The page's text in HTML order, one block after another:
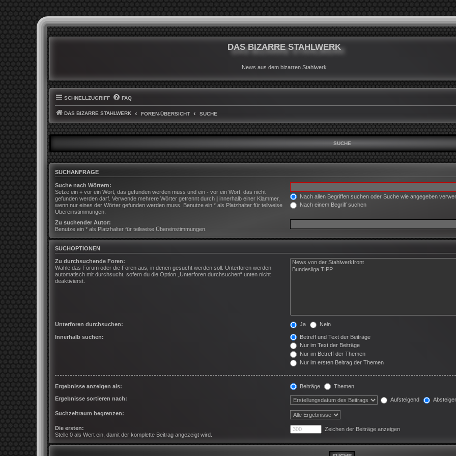
DAS BIZARRE STAHLWERK
News aus dem bizarren Stahlwerk
SCHNELLZUGRIFF FAQ
DAS BIZARRE STAHLWERK FOREN-ÜBERSICHT SUCHE
SUCHE
SUCHANFRAGE
Suche nach Wörtern:
Setze ein + vor ein Wort, das gefunden werden muss und ein - vor ein Wort, das nicht
gefunden werden darf. Verwende mehrere Wörter getrennt durch | innerhalb einer Klammer,
wenn nur eines der Wörter gefunden werden muss. Benutze ein * als Platzhalter für teilweise
Übereinstimmungen.
Nach allen Begriffen suchen oder Suche wie angegeben
Nach einem Begriff suchen
Zu suchender Autor:
Benutze ein * als Platzhalter für teilweise Übereinstimmungen.
SUCHOPTIONEN
Zu durchsuchende Foren:
Wähle das Forum oder die Foren aus, in denen gesucht werden soll. Unterforen werden
automatisch mit durchsucht, sofern du die Option „Unterforen durchsuchen“ unten nicht
deaktivierst.
Unterforen durchsuchen: Ja Nein
Innerhalb suchen:
Betreff und Text der Beiträge
Nur im Text der Beiträge
Nur im Betreff der Themen
Nur im ersten Beitrag der Themen
Ergebnisse anzeigen als: Beiträge Themen
Ergebnisse sortieren nach: Aufsteigend
Suchzeitraum begrenzen:
Die ersten:
Stelle 0 als Wert ein, damit der komplette Beitrag angezeigt wird.
Zeichen der Beiträge anzeigen